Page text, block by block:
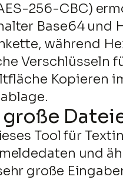
256-CBC)
Base64
während
Kopieren
Tool für
und
große